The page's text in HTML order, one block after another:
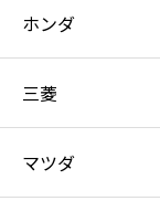
ホンダ
三菱
マツダ